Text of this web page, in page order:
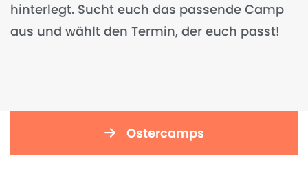
hinterlegt. Sucht euch das passende Camp
aus und wählt den Termin, der euch passt!
Ostercamps